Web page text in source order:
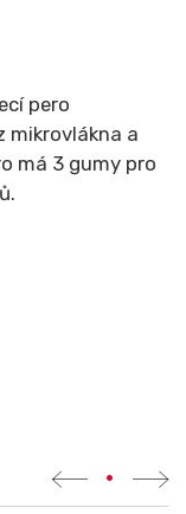
pero
mikrovlákna a
má 3 gumy pro
•